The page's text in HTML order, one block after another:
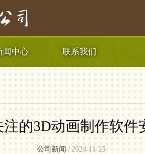
闻中心 联系我们
注的3D动画制作软件
公司新闻/ 2024-11-25